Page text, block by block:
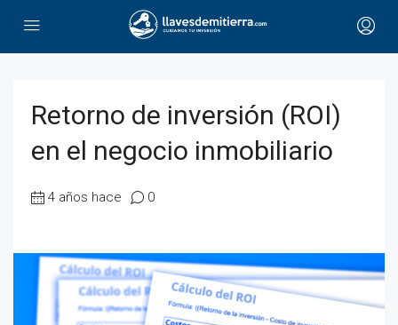
Retorno de inversión (ROI)
en el negocio inmobiliario
4 años hace 0